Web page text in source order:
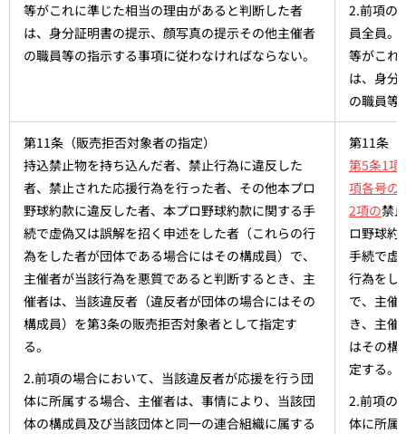
等がこれに準じた相当の理由があると判断した者
は、身分証明書の提示、顔写真の提示その他主催者
の職員等の指示する事項に従わなければならない。
2.前項の
員全員。
等がこれ
は、身分
の職員等
第11条（販売拒否対象者の指定）
持込禁止物を持ち込んだ者、禁止行為に違反した
者、禁止された応援行為を行った者、その他本プロ
野球約款に違反した者、本プロ野球約款に関する手
続で虚偽又は誤解を招く申述をした者（これらの行
為をした者が団体である場合にはその構成員）で、
主催者が当該行為を悪質であると判断するとき、主
催者は、当該違反者（違反者が団体の場合にはその
構成員）を第3条の販売拒否対象者として指定す
る。
2.前項の場合において、当該違反者が応援を行う団
体に所属する場合、主催者は、事情により、当該団
体の構成員及び当該団体と同一の連合組織に属する
第11条（
第5条1項
項各号の
2項の禁
ロ野球約
手続で虚
行為をし
で、主催
き、主催
はその構
定する。
2.前項の
体に所属